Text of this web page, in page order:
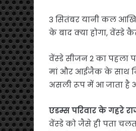
3 सितंबर यानी कल
के बाद क्या होगा, वेंस्डे
वेंस्डे सीजन 2 का पहला
मां और आईजैक के साथ
असली रूप में आ जाता है
एडम्स परिवार के गहरे
वेंस्डे को जैसे ही पता